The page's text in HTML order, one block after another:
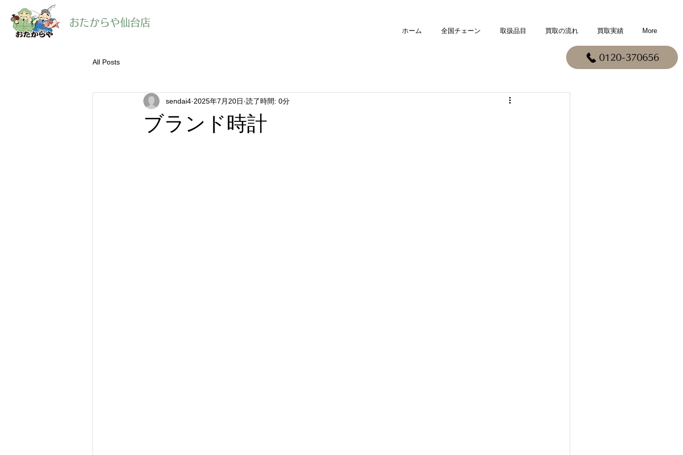
0120-370656
​おたからや仙台店
ホーム 全国チェーン 取扱品目 買取の流れ 買取実績 More
All Posts
ブランド時計
sendai4 2025年7月20日 読了時間: 0分